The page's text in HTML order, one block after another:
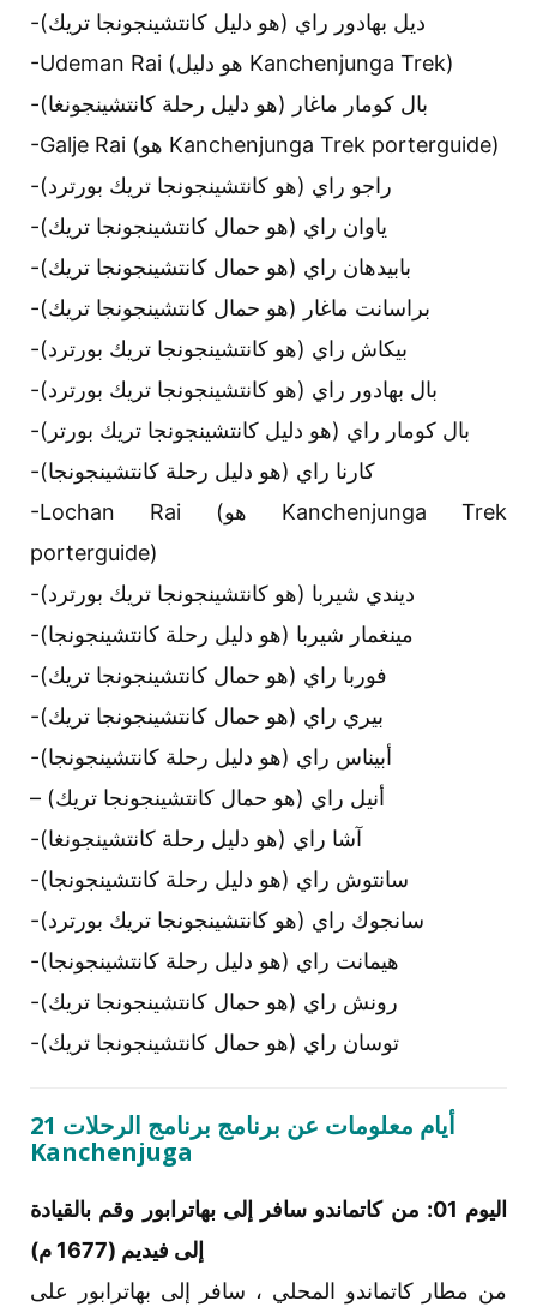
-ديل بهادور راي (هو دليل كانتشينجونجا تريك)
-Udeman Rai (هو دليل Kanchenjunga Trek)
-بال كومار ماغار (هو دليل رحلة كانتشينجونغا)
-Galje Rai (هو Kanchenjunga Trek porterguide)
-راجو راي (هو كانتشينجونجا تريك بورترد)
-ياوان راي (هو حمال كانتشينجونجا تريك)
-بابيدهان راي (هو حمال كانتشينجونجا تريك)
-براسانت ماغار (هو حمال كانتشينجونجا تريك)
-بيكاش راي (هو كانتشينجونجا تريك بورترد)
-بال بهادور راي (هو كانتشينجونجا تريك بورترد)
-بال كومار راي (هو دليل كانتشينجونجا تريك بورتر)
-كارنا راي (هو دليل رحلة كانتشينجونجا)
-Lochan Rai (هو Kanchenjunga Trek
porterguide)
-ديندي شيربا (هو كانتشينجونجا تريك بورترد)
-مينغمار شيربا (هو دليل رحلة كانتشينجونجا)
-فوربا راي (هو حمال كانتشينجونجا تريك)
-بيري راي (هو حمال كانتشينجونجا تريك)
-أبيناس راي (هو دليل رحلة كانتشينجونجا)
– أنيل راي (هو حمال كانتشينجونجا تريك)
-آشا راي (هو دليل رحلة كانتشينجونغا)
-سانتوش راي (هو دليل رحلة كانتشينجونجا)
-سانجوك راي (هو كانتشينجونجا تريك بورترد)
-هيمانت راي (هو دليل رحلة كانتشينجونجا)
-رونش راي (هو حمال كانتشينجونجا تريك)
-توسان راي (هو حمال كانتشينجونجا تريك)
21 أيام معلومات عن برنامج برنامج الرحلات
Kanchenjuga
اليوم 01: من كاتماندو سافر إلى بهاترابور وقم بالقيادة
إلى فيديم (1677 م)
من مطار كاتماندو المحلي ، سافر إلى بهاترابور على